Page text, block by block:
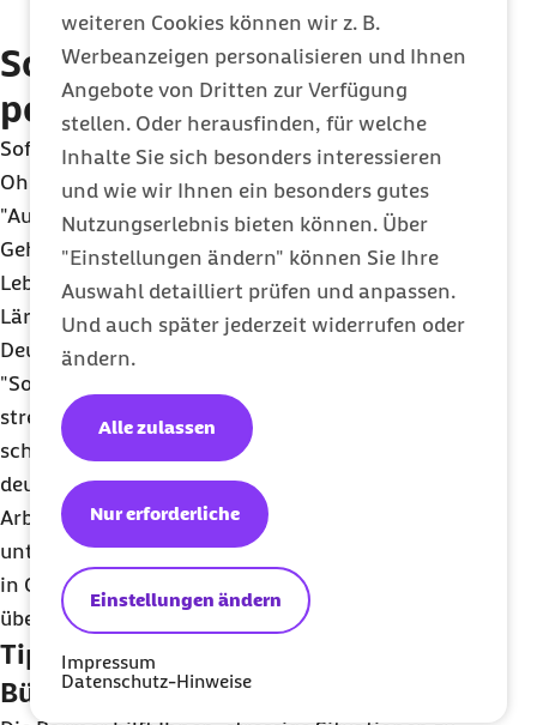
weiteren Cookies können wir z. B.
Werbeanzeigen personalisieren und Ihnen
Angebote von Dritten zur Verfügung
stellen. Oder herausfinden, für welche
Inhalte Sie sich besonders interessieren
und wie wir Ihnen ein besonders gutes
Nutzungserlebnis bieten können. Über
"Einstellungen ändern" können Sie Ihre
Auswahl detailliert prüfen und anpassen.
Und auch später jederzeit widerrufen oder
ändern.
Einstellungen ändern
Nur erforderliche
Alle zulassen
Impressum
Datenschutz-Hinweise
schaffen.
So sorgen Sie für Ihren
persönlichen Lärmschutz
Sofern es in Ihrem Beruf möglich ist, können
Ohrstöpsel bei konzentrierten Arbeiten helfen.
"Auch wenn keine Gehörschädigung droht, kann
Gehörschutz ein echter Gewinn für mehr
Lebensqualität sein", rätDr.Martin Liedtke,
Lärmexperte beim Institut fürArbeitsschutzder
Deutschen Gesetzlichen Unfallversicherung.
"Sofern es die Aufgabe zulässt, drehen Sie der
stressigen Umwelt einfach mal den Ton ab,
schonen Körper und Geist und sind außerdem
deutlich leistungsfähiger." Das gelte vor allem für
Arbeitsplätze mit dauerhafter Lärmbelästigung
unterhalb der Schädigungsgrenze – zum Beispiel
in Großraumbüros, wo die 55 Dezibel schnell
überschritten werden.
Tipps gegen Stress durch Lärm im
Büro